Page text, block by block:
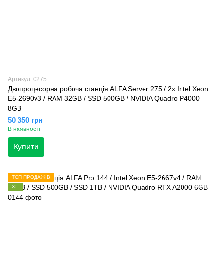
Артикул: 0275
Двопроцесорна робоча станція ALFA Server 275 / 2x Intel Xeon
E5-2690v3 / RAM 32GB / SSD 500GB / NVIDIA Quadro P4000
8GB
50 350 грн
В наявності
Купити
ТОП ПРОДАЖІВ
ХІТ